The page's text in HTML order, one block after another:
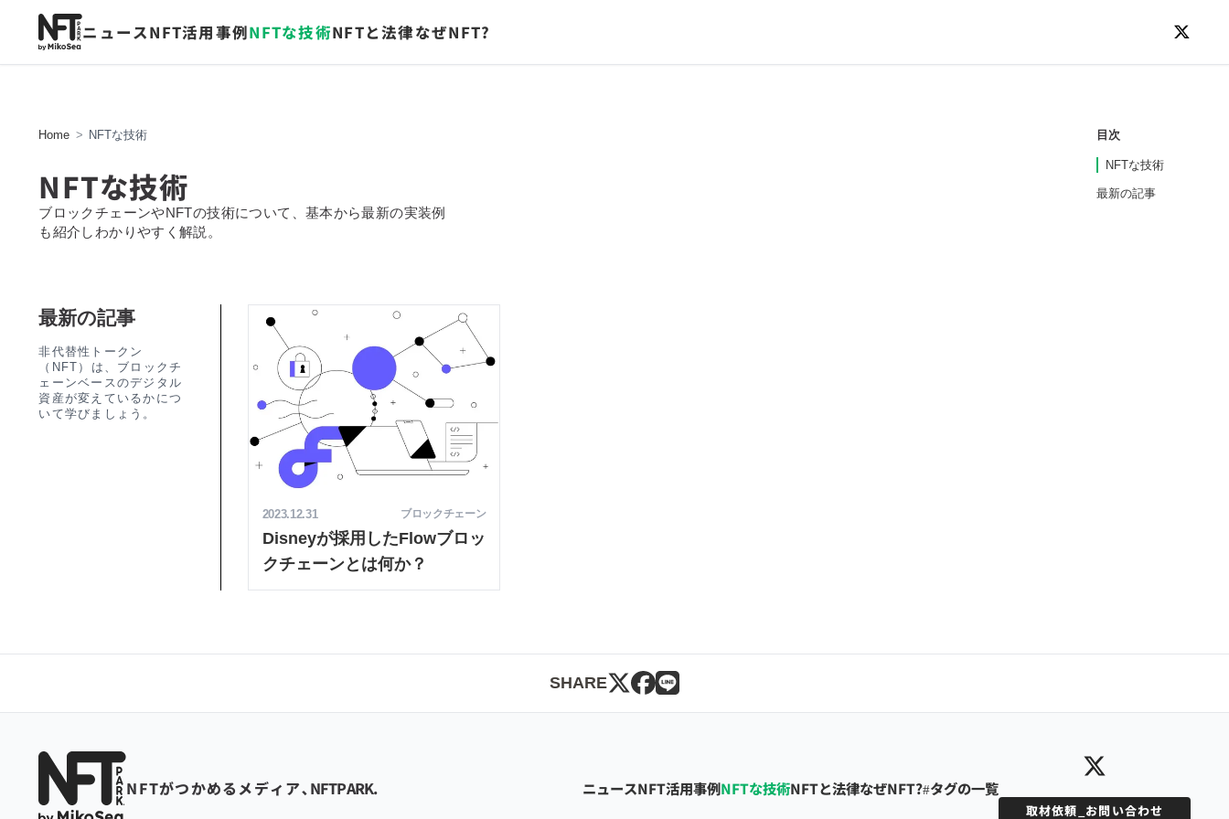
ニュースNFT活用事例NFTな技術NFTと法律なぜNFT?
Home NFTな技術
NFTな技術
ブロックチェーンやNFTの技術について、基本から最新の実装例
も紹介しわかりやすく解説。
最新の記事
非代替性トークン
（NFT）は、ブロックチ
ェーンベースのデジタル
資産が変えているかにつ
いて学びましょう。
2023.12.31 ブロックチェーン
Disneyが採用したFlowブロッ
クチェーンとは何か？
目次
NFTな技術
最新の記事
SHARE
NFTPARK.
NFTがつかめるメディア､NFTPARK. ニュースNFT活用事例NFTな技術NFTと法律なぜNFT?#タグの一覧
取材依頼_お問い合わせ